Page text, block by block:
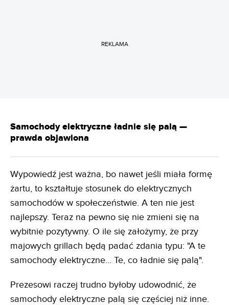
REKLAMA
Samochody elektryczne ładnie się palą —
prawda objawiona
Wypowiedź jest ważna, bo nawet jeśli miała formę
żartu, to kształtuje stosunek do elektrycznych
samochodów w społeczeństwie. A ten nie jest
najlepszy. Teraz na pewno się nie zmieni się na
wybitnie pozytywny. O ile się założymy, że przy
majowych grillach będą padać zdania typu: "A te
samochody elektryczne... Te, co ładnie się palą".
Prezesowi raczej trudno byłoby udowodnić, że
samochody elektryczne palą się częściej niż inne.